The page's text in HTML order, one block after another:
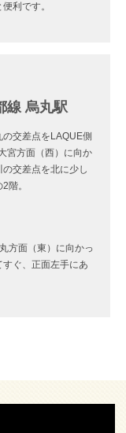
利です。
線 烏丸駅
交差点をLAQUE側
宮方面（西）に向か
交差点を北に少し
階。
方面（東）に向かっ
ぐ、正面左手にあ